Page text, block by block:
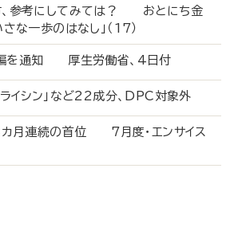
、参考にしてみては？ おとにち金
な一歩のはなし」（17）
を通知 厚生労働省、4日付
ライシン」など22成分、DPC対象外
カ月連続の首位 7月度・エンサイス